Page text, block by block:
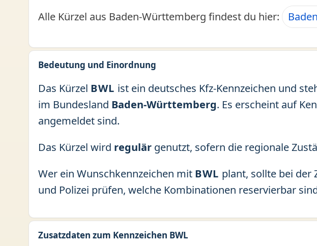
Alle Kürzel aus Baden-Württemberg findest du hier:
Bedeutung und Einordnung
Das Kürzel BWL ist ein deutsches Kfz-Kennzeichen und
im Bundesland Baden-Württemberg. Es erscheint auf
angemeldet sind.
Das Kürzel wird regulär genutzt, sofern die regionale
Wer ein Wunschkennzeichen mit BWL plant, sollte bei der
und Polizei prüfen, welche Kombinationen reservierbar
Zusatzdaten zum Kennzeichen BWL